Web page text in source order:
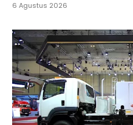
6 Agustus 2026